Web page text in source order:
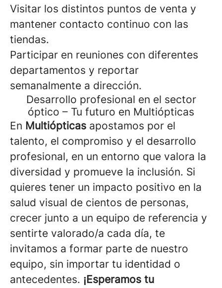
Visitar los distintos puntos de venta y
mantener contacto continuo con las
tiendas.
Participar en reuniones con diferentes
departamentos y reportar
semanalmente a dirección.
Desarrollo profesional en el sector
óptico – Tu futuro en Multiópticas
En Multiópticas apostamos por el
talento, el compromiso y el desarrollo
profesional, en un entorno que valora la
diversidad y promueve la inclusión. Si
quieres tener un impacto positivo en la
salud visual de cientos de personas,
crecer junto a un equipo de referencia y
sentirte valorado/a cada día, te
invitamos a formar parte de nuestro
equipo, sin importar tu identidad o
antecedentes. ¡Esperamos tu